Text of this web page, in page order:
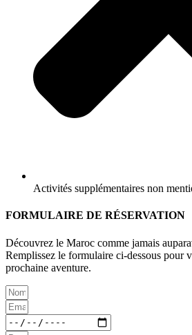
Activités supplémentaires non
FORMULAIRE DE RÉSERVATION
Découvrez le Maroc comme jamais
Remplissez le formulaire ci-dessous pour
prochaine aventure.